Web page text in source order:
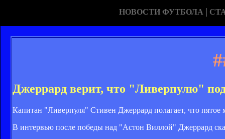
НОВОСТИ ФУТБОЛА |
Джеррард верит, что "Ливерпулю"
Капитан "Ливерпуля" Стивен Джеррард полагает, что
В интервью после победы над "Астон Виллой" Джеррард